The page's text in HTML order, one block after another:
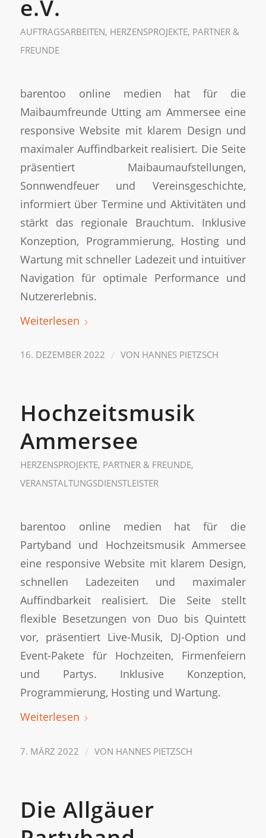
e.V.
AUFTRAGSARBEITEN, HERZENSPROJEKTE, PARTNER &
FREUNDE
barentoo online medien hat für die
Maibaumfreunde Utting am Ammersee eine
responsive Website mit klarem Design und
maximaler Auffindbarkeit realisiert. Die Seite
präsentiert Maibaumaufstellungen,
Sonnwendfeuer und Vereinsgeschichte,
informiert über Termine und Aktivitäten und
stärkt das regionale Brauchtum. Inklusive
Konzeption, Programmierung, Hosting und
Wartung mit schneller Ladezeit und intuitiver
Navigation für optimale Performance und
Nutzererlebnis.
Weiterlesen
16. DEZEMBER 2022 / VON HANNES PIETZSCH
Hochzeitsmusik
Ammersee
HERZENSPROJEKTE, PARTNER & FREUNDE,
VERANSTALTUNGSDIENSTLEISTER
barentoo online medien hat für die
Partyband und Hochzeitsmusik Ammersee
eine responsive Website mit klarem Design,
schnellen Ladezeiten und maximaler
Auffindbarkeit realisiert. Die Seite stellt
flexible Besetzungen von Duo bis Quintett
vor, präsentiert Live-Musik, DJ-Option und
Event-Pakete für Hochzeiten, Firmenfeiern
und Partys. Inklusive Konzeption,
Programmierung, Hosting und Wartung.
Weiterlesen
7. MÄRZ 2022 / VON HANNES PIETZSCH
Die Allgäuer